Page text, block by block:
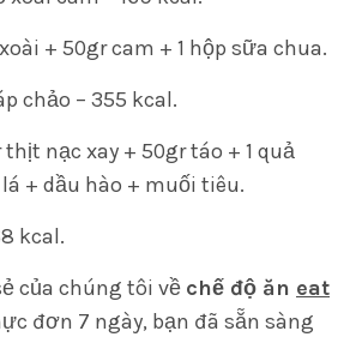
+ 50gr cam + 1 hộp sữa chua.
chảo – 355 kcal.
nạc xay + 50gr táo + 1 quả
+ dầu hào + muối tiêu.
kcal.
của chúng tôi về chế độ ăn eat
đơn 7 ngày, bạn đã sẵn sàng